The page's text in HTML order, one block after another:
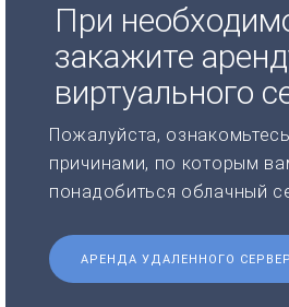
При
закажите
виртуального
Пожалуйста,
причинами, по которым
понадобиться облачный
АРЕНДА УДАЛЕННОГО